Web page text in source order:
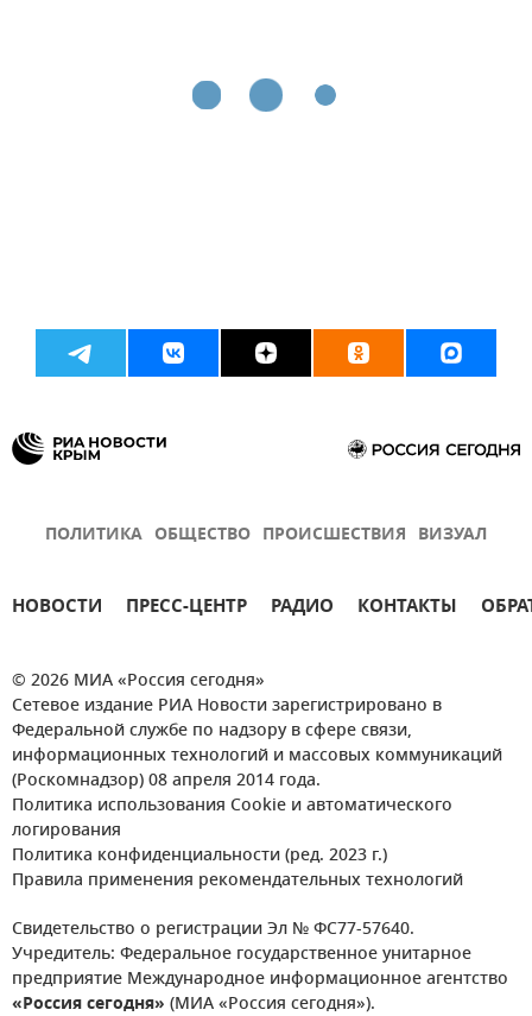
ПОЛИТИКА ОБЩЕСТВО ПРОИСШЕСТВИЯ ВИЗУАЛ
НОВОСТИ ПРЕСС-ЦЕНТР РАДИО КОНТАКТЫ
© 2026 МИА «Россия сегодня»
Сетевое издание РИА Новости зарегистрировано в
Федеральной службе по надзору в сфере связи,
информационных технологий и массовых коммуникаций
(Роскомнадзор) 08 апреля 2014 года.
Политика использования Cookie и автоматического
логирования
Политика конфиденциальности (ред. 2023 г.)
Правила применения рекомендательных технологий
Свидетельство о регистрации Эл № ФС77-57640.
Учредитель: Федеральное государственное унитарное
предприятие Международное информационное агентство
«Россия сегодня» (МИА «Россия сегодня»).